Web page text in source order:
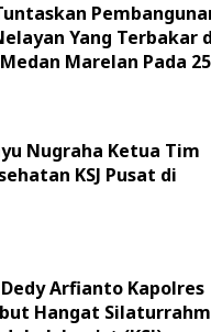
Yang Terbakar
Marelan Pada
Nugraha Ketua Tim
KSJ Pusat di
Arfianto Kapolres
Hangat